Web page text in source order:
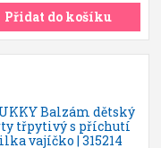
Přidat do košíku